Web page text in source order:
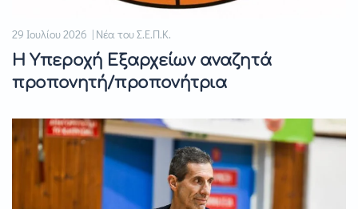
29 Ιουλίου 2026 | Νέα του Σ.Ε.Π.Κ.
Η Υπεροχή Εξαρχείων αναζητά
προπονητή/προπονήτρια